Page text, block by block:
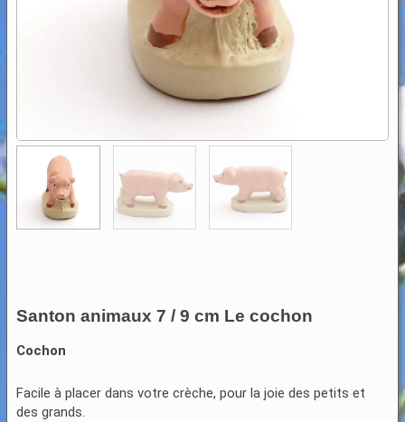
Santon animaux 7 / 9 cm Le cochon
Cochon
Facile à placer dans votre crèche, pour la joie des petits et
des grands.